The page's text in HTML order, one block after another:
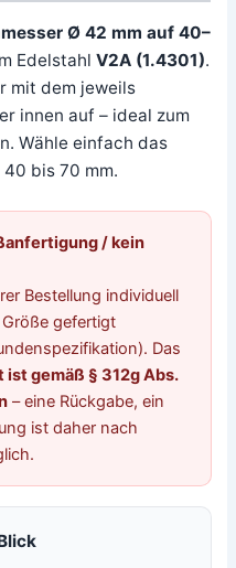
Ø 42 mm auf 40–
EdelstahlV2A (1.4301).
mit dem jeweils
innen auf – ideal zum
Wähle einfach das
bis 70 mm.
/ kein
Bestellung individuell
gefertigt
Das
gemäß § 312g Abs.
– eine Rückgabe, ein
ist daher nach